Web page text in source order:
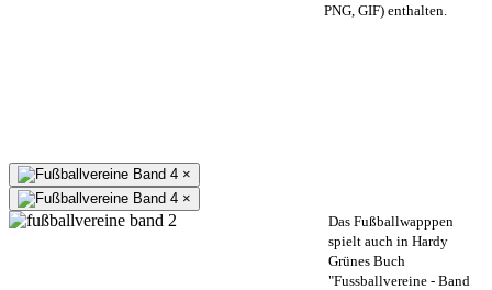
PNG, GIF) enthalten.
×
×
Das Fußballwapppen
spielt auch in Hardy
Grünes Buch
"Fussballvereine - Band